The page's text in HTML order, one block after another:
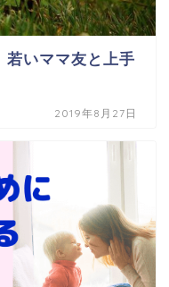
若いママ友と上手
2019年8月27日